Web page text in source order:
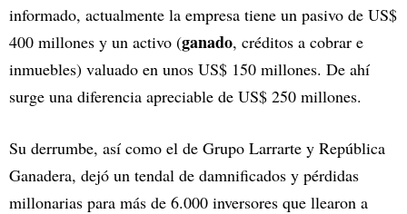
informado, actualmente la empresa tiene un pasivo de US$
400 millones y un activo (ganado, créditos a cobrar e
inmuebles) valuado en unos US$ 150 millones. De ahí
surge una diferencia apreciable de US$ 250 millones.
Su derrumbe, así como el de Grupo Larrarte y República
Ganadera, dejó un tendal de damnificados y pérdidas
millonarias para más de 6.000 inversores que llearon a